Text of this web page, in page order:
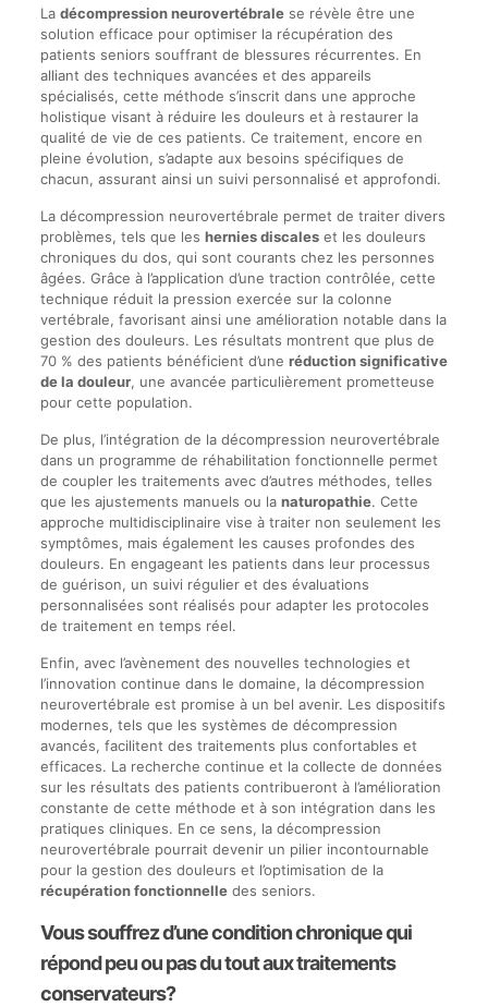
La décompression neurovertébralese révèle être une
solution efficace pour optimiser la récupération des
patients seniors souffrant de blessures récurrentes. En
alliant des techniques avancées et des appareils
spécialisés, cette méthode s’inscrit dans une approche
holistique visant à réduire les douleurs et à restaurer la
qualité de vie de ces patients. Ce traitement, encore en
pleine évolution, s’adapte aux besoins spécifiques de
chacun, assurant ainsi un suivi personnalisé et approfondi.
La décompression neurovertébrale permet de traiter divers
problèmes, tels que les hernies discaleset les douleurs
chroniques du dos, qui sont courants chez les personnes
âgées. Grâce à l’application d’une traction contrôlée, cette
technique réduit la pression exercée sur la colonne
vertébrale, favorisant ainsi une amélioration notable dans la
gestion des douleurs. Les résultats montrent que plus de
70 % des patients bénéficient d’une réduction significative
de la douleur, une avancée particulièrement prometteuse
pour cette population.
De plus, l’intégration de la décompression neurovertébrale
dans un programme de réhabilitation fonctionnelle permet
de coupler les traitements avec d’autres méthodes, telles
que les ajustements manuels ou la naturopathie. Cette
approche multidisciplinaire vise à traiter non seulement les
symptômes, mais également les causes profondes des
douleurs. En engageant les patients dans leur processus
de guérison, un suivi régulier et des évaluations
personnalisées sont réalisés pour adapter les protocoles
de traitement en temps réel.
Enfin, avec l’avènement des nouvelles technologies et
l’innovation continue dans le domaine, la décompression
neurovertébrale est promise à un bel avenir. Les dispositifs
modernes, tels que les systèmes de décompression
avancés, facilitent des traitements plus confortables et
efficaces. La recherche continue et la collecte de données
sur les résultats des patients contribueront à l’amélioration
constante de cette méthode et à son intégration dans les
pratiques cliniques. En ce sens, la décompression
neurovertébrale pourrait devenir un pilier incontournable
pour la gestion des douleurs et l’optimisation de la
récupération fonctionnelledes seniors.
Vous souffrez d’une condition chronique qui
répond peu ou pas du tout aux traitements
conservateurs?